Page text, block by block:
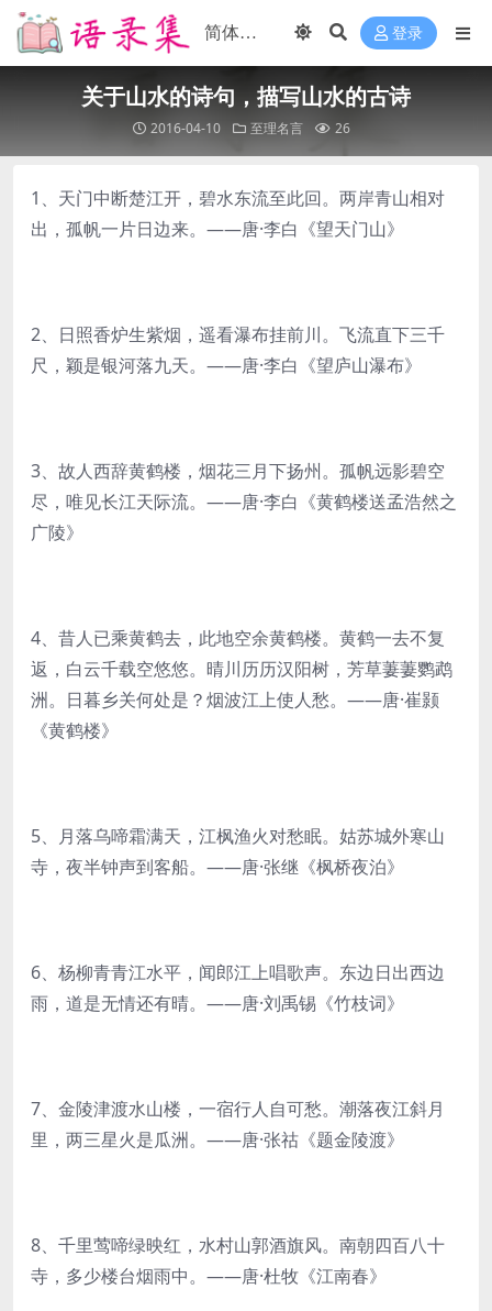
登录
关于山水的诗句，描写山水的古诗
2016-04-10 至理名言 26
1、天门中断楚江开，碧水东流至此回。两岸青山相对
出，孤帆一片日边来。——唐·李白《望天门山》
2、日照香炉生紫烟，遥看瀑布挂前川。飞流直下三千
尺，颖是银河落九天。——唐·李白《望庐山瀑布》
3、故人西辞黄鹤楼，烟花三月下扬州。孤帆远影碧空
尽，唯见长江天际流。——唐·李白《黄鹤楼送孟浩然之
广陵》
4、昔人已乘黄鹤去，此地空余黄鹤楼。黄鹤一去不复
返，白云千载空悠悠。晴川历历汉阳树，芳草萋萋鹦鹉
洲。日暮乡关何处是？烟波江上使人愁。——唐·崔颢
《黄鹤楼》
5、月落乌啼霜满天，江枫渔火对愁眠。姑苏城外寒山
寺，夜半钟声到客船。——唐·张继《枫桥夜泊》
6、杨柳青青江水平，闻郎江上唱歌声。东边日出西边
雨，道是无情还有晴。——唐·刘禹锡《竹枝词》
7、金陵津渡水山楼，一宿行人自可愁。潮落夜江斜月
里，两三星火是瓜洲。——唐·张祜《题金陵渡》
8、千里莺啼绿映红，水村山郭酒旗风。南朝四百八十
寺，多少楼台烟雨中。——唐·杜牧《江南春》